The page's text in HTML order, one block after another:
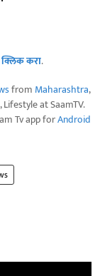
क्लिक करा.
from Maharashtra,
at SaamTV.
Tv app forAndroid